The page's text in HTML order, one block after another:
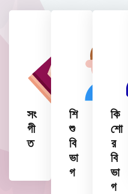
সং
গী
ত
শি
শু
বি
ভা
গ
কি
শো
র
বি
ভা
গ